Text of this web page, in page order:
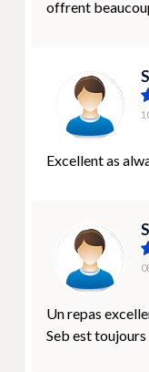
offrent
Excellent as
Un repas
Seb est